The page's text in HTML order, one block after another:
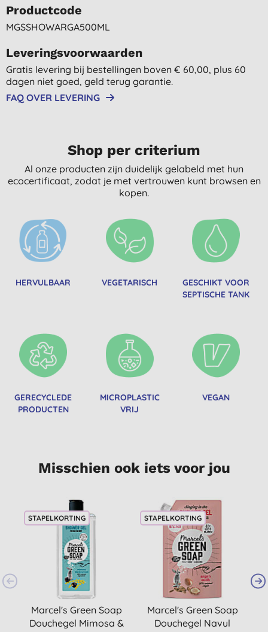
Productcode
MGSSHOWARGA500ML
Leveringsvoorwaarden
Gratis levering bij bestellingen boven € 60,00, plus 60
dagen niet goed, geld terug garantie.
FAQ OVER LEVERING
Shop per criterium
Al onze producten zijn duidelijk gelabeld met hun
ecocertificaat, zodat je met vertrouwen kunt browsen en
kopen.
HERVULBAAR VEGETARISCH
GESCHIKT VOOR
SEPTISCHE TANK
GERECYCLEDE
PRODUCTEN
MICROPLASTIC
VRIJ
VEGAN
Misschien ook iets voor jou
STAPELKORTING
Marcel's Green Soap
Douchegel Mimosa &
STAPELKORTING
Marcel's Green Soap
Douchegel Navul